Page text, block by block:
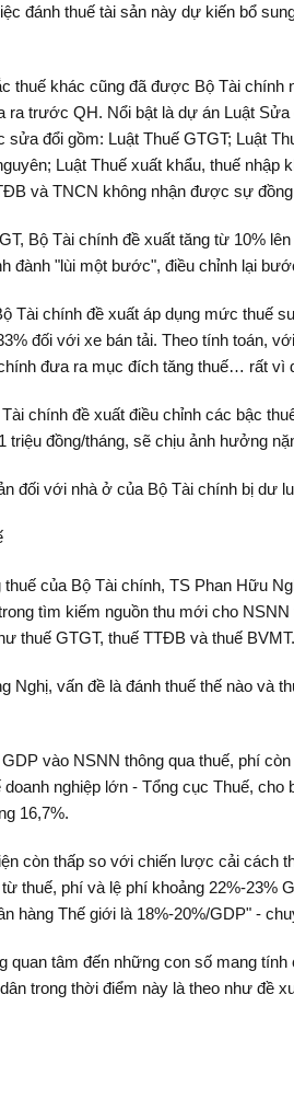
đánh thuế tài sản này dự kiến bổ
thuế khác cũng đã được Bộ Tài
ra trước QH. Nổi bật là dự án Luật
sửa đổi gồm: Luật Thuế GTGT; Luật
Luật Thuế xuất khẩu, thuế
và TNCN không nhận được sự
Bộ Tài chính đề xuất tăng từ 10%
đành "lùi một bước", điều chỉnh lại
Tài chính đề xuất áp dụng mức thuế
đối với xe bán tải. Theo tính toán,
đưa ra mục đích tăng thuế… rất vì
chính đề xuất điều chỉnh các bậc
triệu đồng/tháng, sẽ chịu ảnh hưởng
đối với nhà ở của Bộ Tài chính bị dư
thuế của Bộ Tài chính, TS Phan Hữu
tìm kiếm nguồn thu mới cho
thuế GTGT, thuế TTĐB và thuế
Nghị, vấn đề là đánh thuế thế nào và
vào NSNN thông qua thuế, phí
nghiệp lớn - Tổng cục Thuế, cho
16,7%.
còn thấp so với chiến lược cải cách
thuế, phí và lệ phí khoảng 22%-
hàng Thế giới là 18%-20%/GDP" -
quan tâm đến những con số mang
trong thời điểm này là theo như đề